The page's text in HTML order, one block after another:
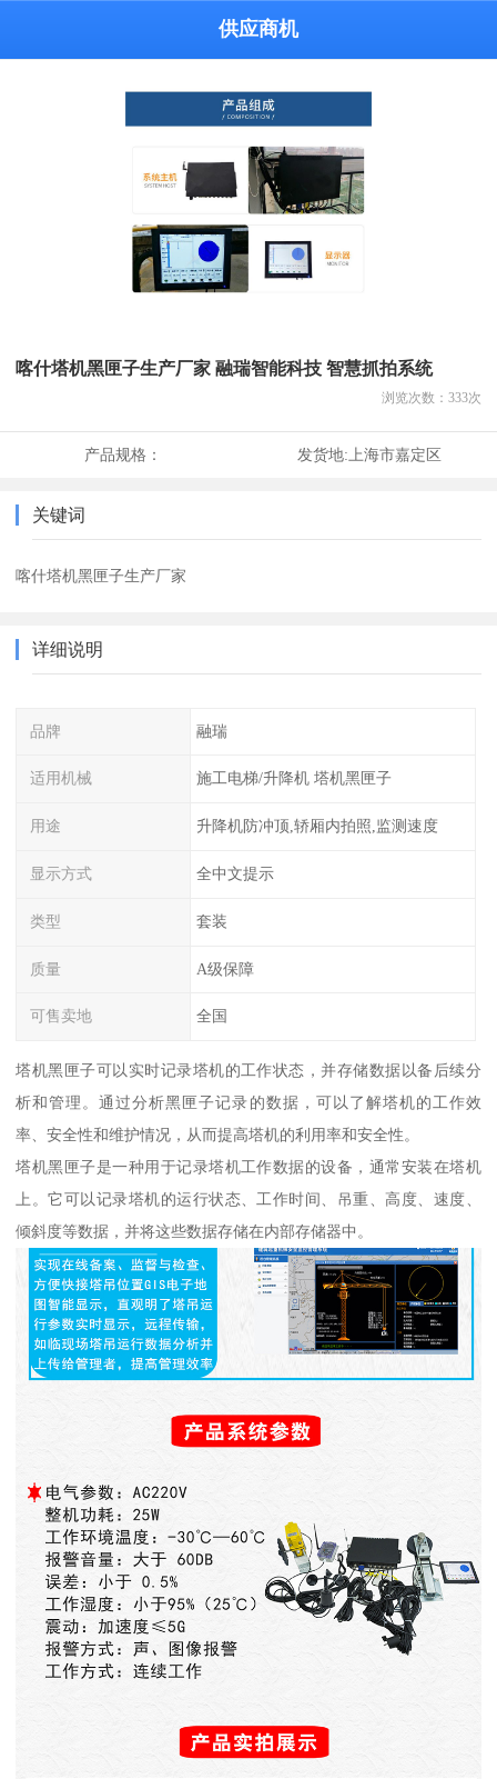
供应商机
喀什塔机黑匣子生产厂家 融瑞智能科技 智慧抓拍系统
浏览次数： 333次
产品规格： 发货地:上海市嘉定区
关键词
喀什塔机黑匣子生产厂家
详细说明
品牌 融瑞
适用机械 施工电梯/升降机 塔机黑匣子
用途 升降机防冲顶,轿厢内拍照,监测速度
显示方式 全中文提示
类型 套装
质量 A级保障
可售卖地 全国
塔机黑匣子可以实时记录塔机的工作状态，并存储数据以备后续分
析和管理。通过分析黑匣子记录的数据，可以了解塔机的工作效
率、安全性和维护情况，从而提高塔机的利用率和安全性。
塔机黑匣子是一种用于记录塔机工作数据的设备，通常安装在塔机
上。它可以记录塔机的运行状态、工作时间、吊重、高度、速度、
倾斜度等数据，并将这些数据存储在内部存储器中。